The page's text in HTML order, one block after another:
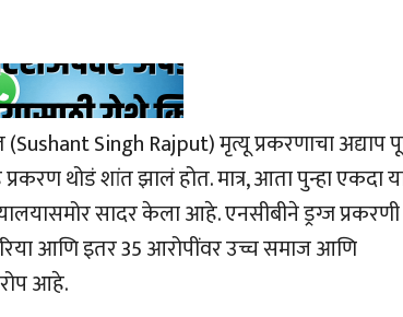
Singh Rajput) मृत्यू प्रकरणाचा अद्याप
थोडं शांत झालं होत. मात्र, आता पुन्हा एकदा
सादर केला आहे. एनसीबीने ड्रग्ज प्रकरणी
आणि इतर 35 आरोपींवर उच्च समाज आणि
आहे.